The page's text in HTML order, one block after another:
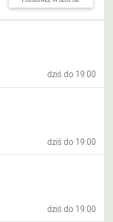
dziś do 19:00
dziś do 19:00
dziś do 19:00